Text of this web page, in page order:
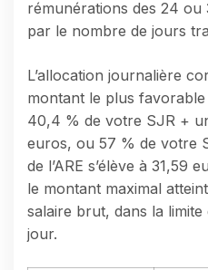
rémunérations des 24 ou
par le nombre de jours
L’allocation journalière
montant le plus
40,4 % de votre SJR +
euros, ou 57 % de votre
de l’ARE s’élève à 31,59
le montant maximal
salaire brut, dans la
jour.